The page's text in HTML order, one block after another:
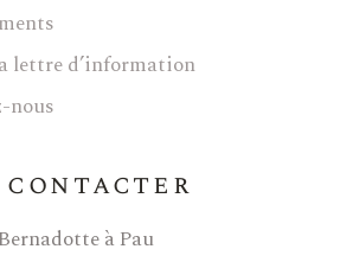
lettre d’information
nous
contacter
à Pau